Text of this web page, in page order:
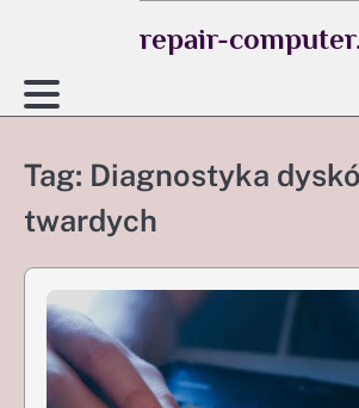
repair-
Tag: Diagnostyka
twardych